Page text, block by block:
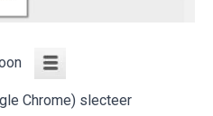
Chrome) slecteer